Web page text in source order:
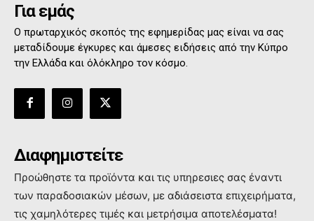
Για εμάς
Ο πρωταρχικός σκοπός της εφημερίδας μας είναι να σας
μεταδίδουμε έγκυρες και άμεσες ειδήσεις από την Κύπρο
την Ελλάδα και όλόκληρο τον κόσμο.
Διαφημιστείτε
Προώθηστε τα προϊόντα και τις υπηρεσιες σας έναντι
των παραδοσιακών μέσων, με αδιάσειστα επιχειρήματα,
τις χαμηλότερες τιμές και μετρήσιμα αποτελέσματα!